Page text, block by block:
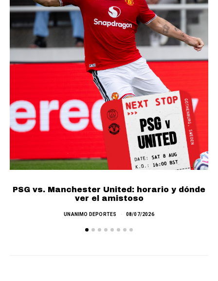
PSG vs. Manchester United: horario y dónde
ver el amistoso
UNANIMO DEPORTES 08/07/2026